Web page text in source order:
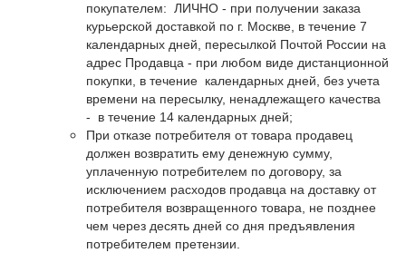
покупателем: ЛИЧНО - при получении заказа
курьерской доставкой по г. Москве, в течение 7
календарных дней, пересылкой Почтой России на
адрес Продавца - при любом виде дистанционной
покупки, в течение календарных дней, без учета
времени на пересылку, ненадлежащего качества
- в течение 14 календарных дней;
При отказе потребителя от товара продавец
должен возвратить ему денежную сумму,
уплаченную потребителем по договору, за
исключением расходов продавца на доставку от
потребителя возвращенного товара, не позднее
чем через десять дней со дня предъявления
потребителем претензии.